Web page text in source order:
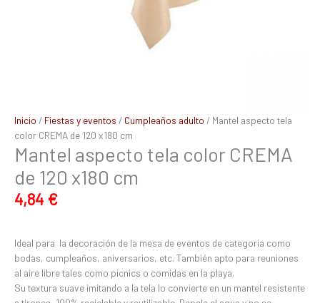
Inicio / Fiestas y eventos / Cumpleaños adulto / Mantel aspecto tela
color CREMA de 120 x180 cm
Mantel aspecto tela color CREMA
de 120 x180 cm
4,84 €
Ideal para la decoración de la mesa de eventos de categoría como
bodas, cumpleaños, aniversarios, etc. También apto para reuniones
al aire libre tales como picnics o comidas en la playa.
Su textura suave imitando a la tela lo convierte en un mantel resistente